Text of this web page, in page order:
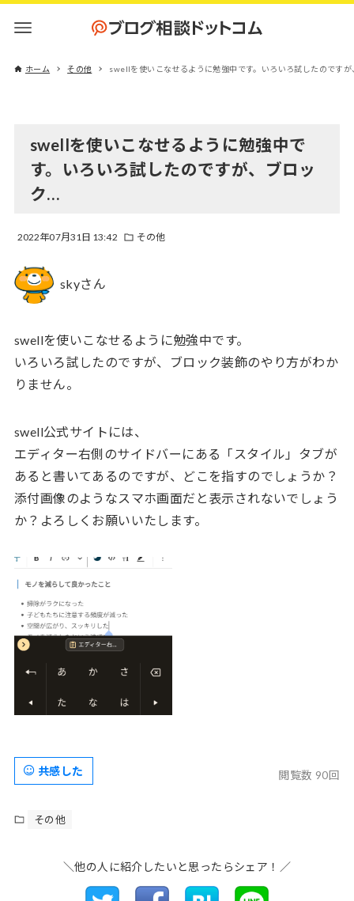
ホーム その他 swellを使いこなせるように勉強中です。いろいろ試したのです
swellを使いこなせるように勉強中で
す。いろいろ試したのですが、ブロッ
ク…
2022年07月31日 13:42 その他
skyさん
swellを使いこなせるように勉強中です。
いろいろ試したのですが、ブロック装飾のやり方がわか
りません。
swell公式サイトには、
エディター右側のサイドバーにある「スタイル」タブが
あると書いてあるのですが、どこを指すのでしょうか？
添付画像のようなスマホ画面だと表示されないでしょう
か？よろしくお願いいたします。
閲覧数 90回
共感した
その他
＼他の人に紹介したいと思ったらシェア！／